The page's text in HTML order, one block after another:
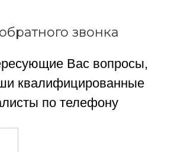
звонка
Вас вопросы,
квалифицированные
по телефону